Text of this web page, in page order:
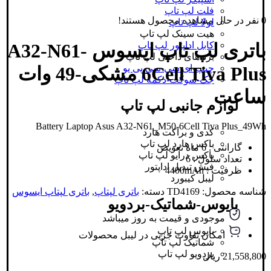
فلت لپ تاپ
لولا لپ تاپ
هیت سینک لپ تاپ
کابل اداپتور لپ تاپ
برد های داخلی لپ تاپ
چیپ-ای سی-سی پی یو
جک-سوکت-دکمه لپ تاپ
لوازم جانبی لپ تاپ
کدی و براکت هارد
باکس هارد لپ تاپ
باکس درایو لپ تاپ
فیش تبدیل اداپتور
لیبل کیبورد
بایوس-شماتیک-بردویو
بایوس لپ تاپ
شماتیک لپ تاپ
بردویو لپ تاپ
0 نفر در حال مشاهده محصول هستند!
باتری لپ تاپ ایسوس A32-N61-
6Cell Tiva Plus مشکی-49 وات
ساعت
Battery Laptop Asus A32-N61_M50-6Cell Tiva Plus_49Wh
گارانتی : 6 ماه تعویض
تعداد سلول : 6
ظرفیت : 4400mAh
شناسه محصول: TD4169 دسته: باتری لپتاپ, باتری لپتاپ ایسوس
موجودی و قیمت به روز میباشد
امکان تفاوت جزیی در لیبل محصولات
21,558,800 ریال